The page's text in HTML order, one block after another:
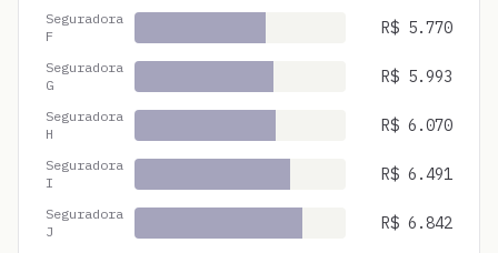
Seguradora
F
R$ 5.770
Seguradora
G
R$ 5.993
Seguradora
H
R$ 6.070
Seguradora
I
R$ 6.491
Seguradora
J
R$ 6.842